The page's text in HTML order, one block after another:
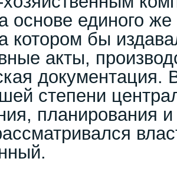
основе единого
котором бы
акты,
документация.
степени
планирования